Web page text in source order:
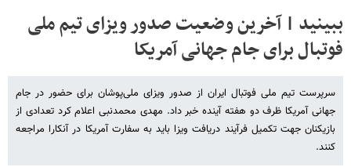
ببینید | آخرین وضعیت صدور ویزای تیم ملی
فوتبال برای جام جهانی آمریکا
سرپرست تیم ملی فوتبال ایران از صدور ویزای ملی‌پوشان برای حضور در جام
جهانی آمریکا ظرف دو هفته آینده خبر داد. مهدی محمدنبی اعلام کرد تعدادی از
بازیکنان جهت تکمیل فرآیند دریافت ویزا باید به سفارت آمریکا در آنکارا مراجعه
کنند.